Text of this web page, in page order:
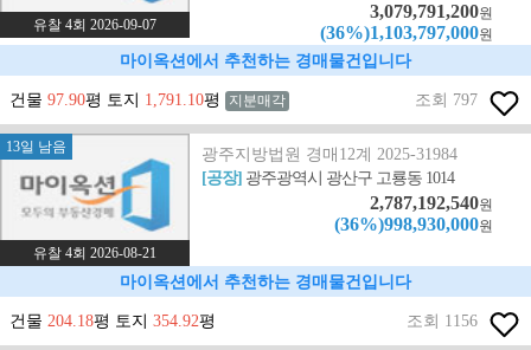
유찰 4회 2026-09-07
3,079,791,200원
(36%)1,103,797,000원
마이옥션에서 추천하는 경매물건입니다
건물 97.90평 토지 1,791.10평 지분매각 조회 797
13일 남음
유찰 4회 2026-08-21
광주지방법원 경매12계 2025-31984
[공장] 광주광역시 광산구 고룡동 1014
2,787,192,540원
(36%)998,930,000원
마이옥션에서 추천하는 경매물건입니다
건물 204.18평 토지 354.92평 조회 1156